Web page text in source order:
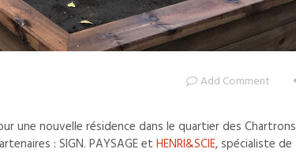
Add Comment
une nouvelle résidence dans le quartier des Chartrons
: SIGN. PAYSAGE et HENRI&SCIE, spécialiste de